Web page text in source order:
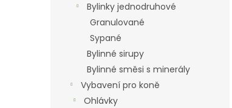
Bylinky jednodruhové
Granulované
Sypané
Bylinné sirupy
Bylinné směsi s minerály
Vybavení pro koně
Ohlávky